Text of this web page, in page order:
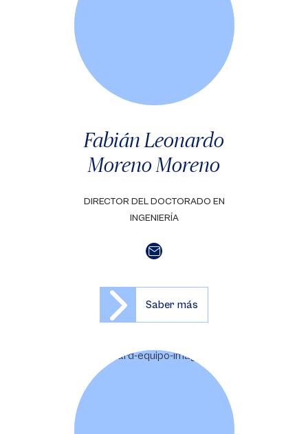
Fabián Leonardo
Moreno Moreno
DIRECTOR DEL DOCTORADO EN
INGENIERÍA
Saber más